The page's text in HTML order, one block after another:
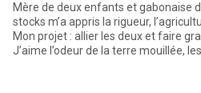
Mère de deux enfants et gabonaise
stocks m’a appris la rigueur,
Mon projet : allier les deux et faire
J’aime l’odeur de la terre mouillée,